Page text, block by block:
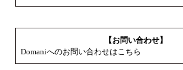
【お問い合わせ】
Domaniへのお問い合わせはこちら